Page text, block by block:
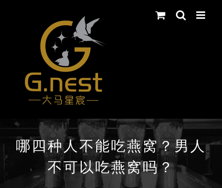
哪四种人不能吃燕窝？男人
不可以吃燕窝吗？